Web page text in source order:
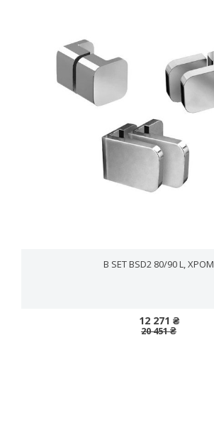
B SET BSD2 80/90 L, ХРОМ
12 271 ₴
20 451 ₴